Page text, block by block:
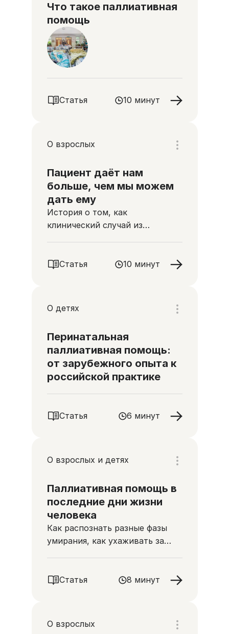
Что такое паллиативная
помощь
Статья 10 минут
О взрослых
Пациент даёт нам
больше, чем мы можем
дать ему
История о том, как
клинический случай из
Статья
10 минут
О детях
Перинатальная
паллиативная помощь:
от зарубежного опыта к
российской практике
Статья 6 минут
О взрослых и детях
Паллиативная помощь в
последние дни жизни
человека
Как распознать разные фазы
умирания, как ухаживать за
Статья
8 минут
О взрослых